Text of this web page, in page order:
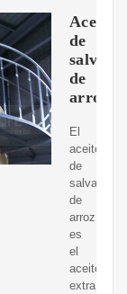
Aceite
de
salvado
de
arroz
El
aceite
de
salvado
de
arroz
es
el
aceite
extraído